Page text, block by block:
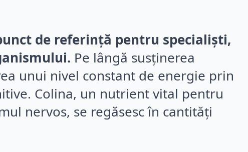
de referință pentru specialiști,
Pe lângă susținerea
unui nivel constant de energie prin
Colina, un nutrient vital pentru
nervos, se regăsesc în cantități